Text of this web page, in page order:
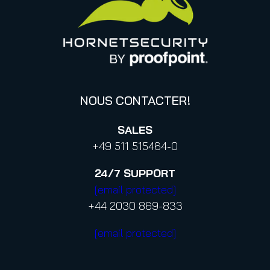
Informations sur la confidentialité des données
NOUS CONTACTER!
SALES
+49 511 515464-0
24/7 SUPPORT
[email protected]
+44 2030 869-833
[email protected]